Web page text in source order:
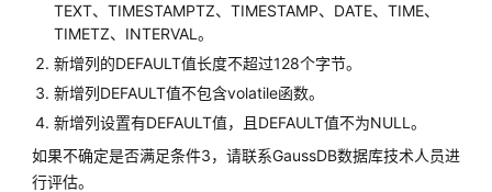
字
段
设
计
规
TEXT、TIMESTAMPTZ、TIMESTAMP、DATE、TIME、
TIMETZ、INTERVAL。
新增列的DEFAULT值长度不超过128个字节。
新增列DEFAULT值不包含volatile函数。
新增列设置有DEFAULT值，且DEFAULT值不为NULL。
如果不确定是否满足条件3，请联系GaussDB数据库技术人员进
行评估。